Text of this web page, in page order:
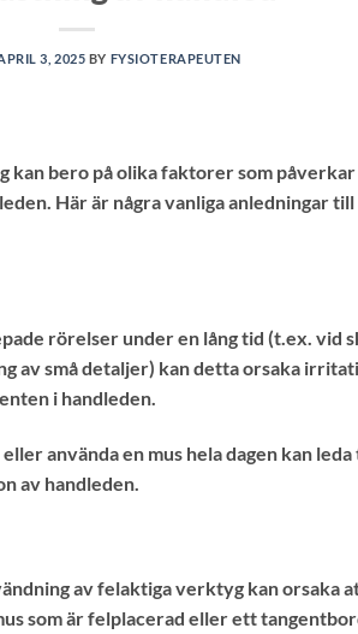
3, 2025 BY FYSIOTERAPEUTEN
kan bero på olika faktorer som
Här är några vanliga anledningar
rörelser under en lång tid (t.ex. vid
av små detaljer) kan detta orsaka
i handleden.
använda en mus hela dagen kan leda
av handleden.
av felaktiga verktyg kan orsaka
som är felplacerad eller ett